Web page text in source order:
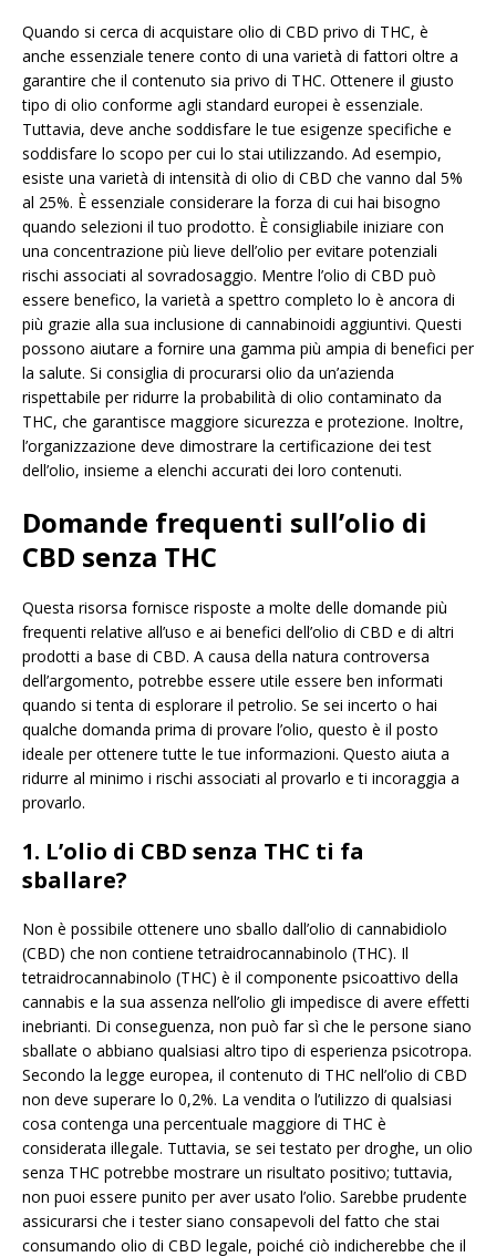
Quando si cerca di acquistare olio di CBD privo di THC, è
anche essenziale tenere conto di una varietà di fattori oltre a
garantire che il contenuto sia privo di THC. Ottenere il giusto
tipo di olio conforme agli standard europei è essenziale.
Tuttavia, deve anche soddisfare le tue esigenze specifiche e
soddisfare lo scopo per cui lo stai utilizzando. Ad esempio,
esiste una varietà di intensità di olio di CBD che vanno dal 5%
al 25%. È essenziale considerare la forza di cui hai bisogno
quando selezioni il tuo prodotto. È consigliabile iniziare con
una concentrazione più lieve dell’olio per evitare potenziali
rischi associati al sovradosaggio. Mentre l’olio di CBD può
essere benefico, la varietà a spettro completo lo è ancora di
più grazie alla sua inclusione di cannabinoidi aggiuntivi. Questi
possono aiutare a fornire una gamma più ampia di benefici per
la salute. Si consiglia di procurarsi olio da un’azienda
rispettabile per ridurre la probabilità di olio contaminato da
THC, che garantisce maggiore sicurezza e protezione. Inoltre,
l’organizzazione deve dimostrare la certificazione dei test
dell’olio, insieme a elenchi accurati dei loro contenuti.
Domande frequenti sull’olio di
CBD senza THC
Questa risorsa fornisce risposte a molte delle domande più
frequenti relative all’uso e ai benefici dell’olio di CBD e di altri
prodotti a base di CBD. A causa della natura controversa
dell’argomento, potrebbe essere utile essere ben informati
quando si tenta di esplorare il petrolio. Se sei incerto o hai
qualche domanda prima di provare l’olio, questo è il posto
ideale per ottenere tutte le tue informazioni. Questo aiuta a
ridurre al minimo i rischi associati al provarlo e ti incoraggia a
provarlo.
1. L’olio di CBD senza THC ti fa
sballare?
Non è possibile ottenere uno sballo dall’olio di cannabidiolo
(CBD) che non contiene tetraidrocannabinolo (THC). Il
tetraidrocannabinolo (THC) è il componente psicoattivo della
cannabis e la sua assenza nell’olio gli impedisce di avere effetti
inebrianti. Di conseguenza, non può far sì che le persone siano
sballate o abbiano qualsiasi altro tipo di esperienza psicotropa.
Secondo la legge europea, il contenuto di THC nell’olio di CBD
non deve superare lo 0,2%. La vendita o l’utilizzo di qualsiasi
cosa contenga una percentuale maggiore di THC è
considerata illegale. Tuttavia, se sei testato per droghe, un olio
senza THC potrebbe mostrare un risultato positivo; tuttavia,
non puoi essere punito per aver usato l’olio. Sarebbe prudente
assicurarsi che i tester siano consapevoli del fatto che stai
consumando olio di CBD legale, poiché ciò indicherebbe che il